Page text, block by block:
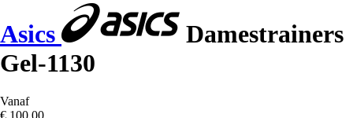
Asics
Damestrainers
Gel-1130
Vanaf